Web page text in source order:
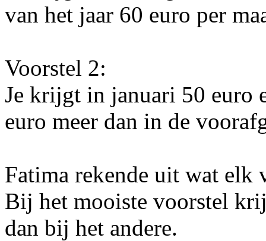
van het jaar 60 euro per
Voorstel 2:
Je krijgt in januari 50 euro
euro meer dan in de
Fatima rekende uit wat elk
Bij het mooiste voorstel
dan bij het andere.